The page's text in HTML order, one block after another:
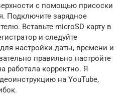
с помощью присоски
Подключите зарядное
Вставьте microSD карту в
и следуйте
настройки даты, времени и
правильно настройте
работала корректно. Я
на YouTube,